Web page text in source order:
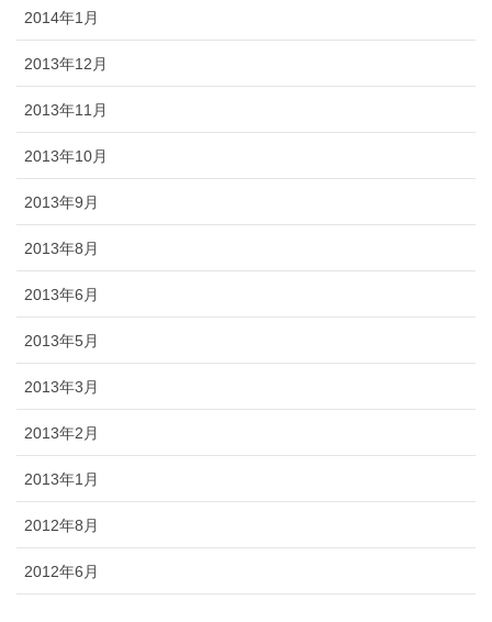
2014年1月
2013年12月
2013年11月
2013年10月
2013年9月
2013年8月
2013年6月
2013年5月
2013年3月
2013年2月
2013年1月
2012年8月
2012年6月